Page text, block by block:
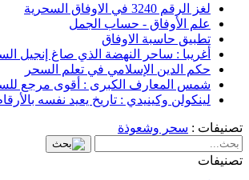
لغز الرقم 3240 في الاوفاق السحرية
علم الأوفاق - حساب الجمل
تطبيق حاسبة الاوفاق
أغريبا : ساحر النهضة الذي صاغ إنجيل
حكم الدين الإسلامي في تعلم السحر
شمس المعارف الكبرى : أقوى مرجع
لينكولن وكينيدي : تاريخ يعيد نفسه
تصنيفات : سحر وشعوذة
تصنيفات